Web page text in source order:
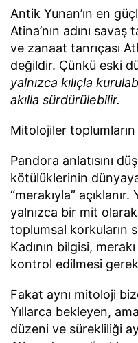
Antik Yunan’ın en
Atina’nın adını
ve zanaat tanrıçası
değildir. Çünkü eski
yalnızca kılıçla
akılla sürdürülebilir.
Mitolojiler toplumların
Pandora anlatısını
kötülüklerinin dünyaya
“merakıyla”
yalnızca bir mit
toplumsal korkuların
Kadının bilgisi,
kontrol edilmesi
Fakat aynı mitoloji
Yıllarca bekleyen,
düzeni ve sürekliliği